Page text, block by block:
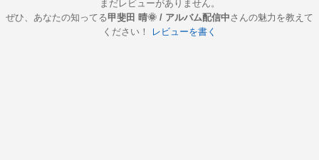
まだレビューがありません。
ぜひ、あなたの知ってる甲斐田 晴🌞 / アルバム配信中さんの魅力を教えて
ください！
レビューを書く